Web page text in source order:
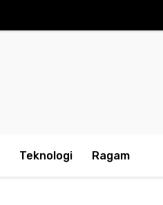
Teknologi Ragam